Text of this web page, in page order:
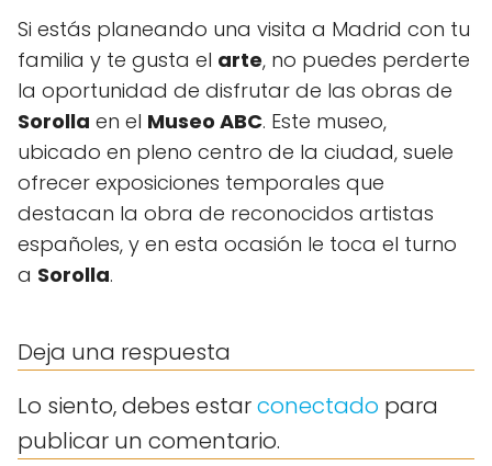
Si estás planeando una visita a Madrid con tu
familia y te gusta el arte, no puedes perderte
la oportunidad de disfrutar de las obras de
Sorolla en el Museo ABC. Este museo,
ubicado en pleno centro de la ciudad, suele
ofrecer exposiciones temporales que
destacan la obra de reconocidos artistas
españoles, y en esta ocasión le toca el turno
a Sorolla.
Deja una respuesta
Lo siento, debes estarconectado para
publicar un comentario.